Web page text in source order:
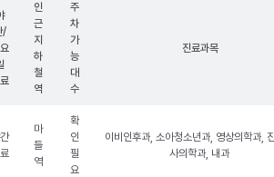
/
인
근
지
하
철
역
주
차
가
능
대
수
진료과목
마
들
역
확
인
필
요
이비인후과, 소아청소년과, 영상의학과,
사의학과, 내과